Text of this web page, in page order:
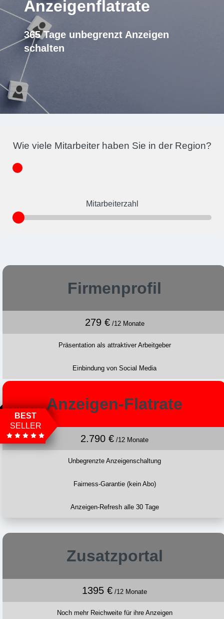
Anzeigenflatrate
365 Tage unbegrenzt Anzeigen
schalten
Wie viele Mitarbeiter haben Sie in der Region?
Mitarbeiterzahl
Firmenprofil
279 € /12 Monate
Präsentation als attraktiver Arbeitgeber
Einbindung von Social Media
BEST
SELLER
Anzeigen-Flatrate
2.790 € /12 Monate
Unbegrenzte Anzeigenschaltung
Fairness-Garantie (kein Abo)
Anzeigen-Refresh alle 30 Tage
Zusatzportal
1395 € /12 Monate
Noch mehr Reichweite für ihre Anzeigen